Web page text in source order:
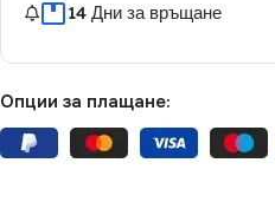
14 Дни за връщане
Опции за плащане: